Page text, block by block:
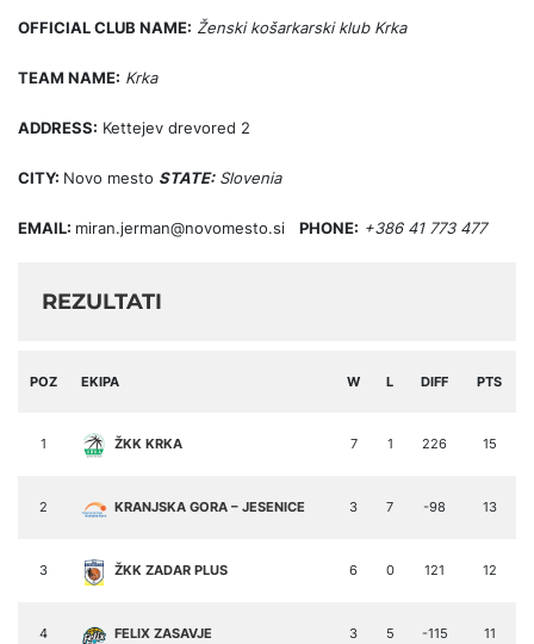
OFFICIAL CLUB NAME: Ženski košarkarski klub Krka
TEAM NAME: Krka
ADDRESS: Kettejev drevored 2
CITY: Novo mesto STATE:Slovenia
EMAIL: miran.jerman@novomesto.si PHONE: +386 41 773 477
REZULTATI
POZ EKIPA W L DIFF PTS
1 ŽKK KRKA 7 1 226 15
2 KRANJSKA GORA – JESENICE 3 7 -98 13
3 ŽKK ZADAR PLUS 6 0 121 12
4 FELIX ZASAVJE 3 5 -115 11